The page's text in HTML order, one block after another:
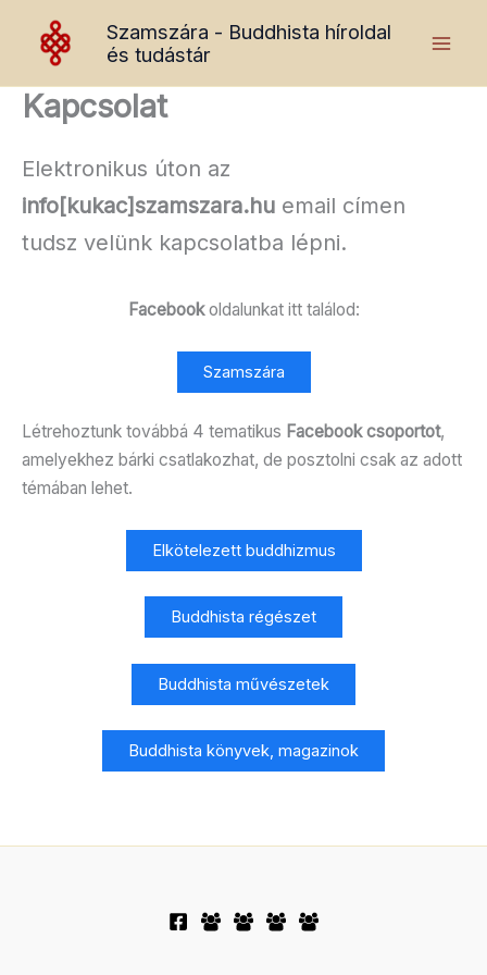
content
Szamszára - Buddhista híroldal
és tudástár
Kapcsolat
Elektronikus úton az
info[kukac]szamszara.hu email címen
tudsz velünk kapcsolatba lépni.
Facebookoldalunkat itt találod:
Szamszára
Létrehoztunk továbbá 4 tematikus Facebook csoportot,
amelyekhez bárki csatlakozhat, de posztolni csak az adott
témában lehet.
Elkötelezett buddhizmus
Buddhista régészet
Buddhista művészetek
Buddhista könyvek, magazinok